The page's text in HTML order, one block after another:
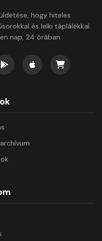
hogy hiteles
és lelki táplálékkal
nap, 24 órában.